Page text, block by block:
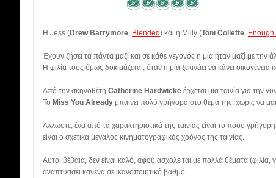
Η Jess (Drew Barrymore Blended) και η Milly (Toni Collette Enough
Έχουν ζήσει τα πάντα μαζί και σε κάθε γεγονός η μία ήταν μαζί με την
Η φιλία τους όμως δοκιμάζεται, όταν η μία ξεκινάει να κάνει οικογένεια
Από την σκηνοθέτη Catherine Hardwicke έρχεται μια ταινία για την
Το Miss You Already μπαίνει πολύ γρήγορα στο θέμα της, χωρίς να
Άλλωστε, ένα από τα χαρακτηριστικά της ταινίας είναι το πόσο
είναι ο σχετικά μεγάλος κινηματογραφικός χρόνος της ταινίας.
Αυτό, βέβαια, δεν είναι καλό, αφού ασχολείται με πολλά θέματα (φιλία,
αναπτύσσει κανένα σε ικανοποιητικό βαθμό.